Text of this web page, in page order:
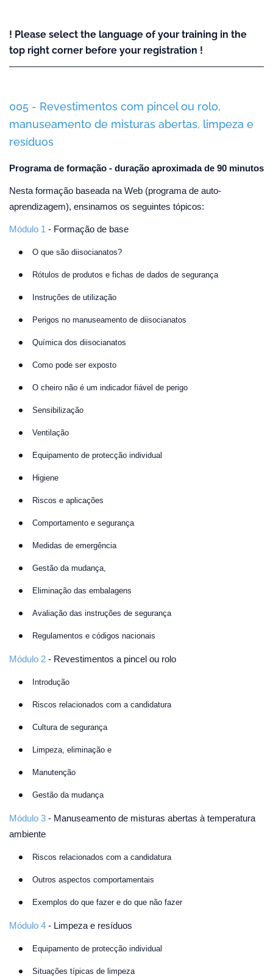
! Please select the language of your training in the
top right corner before your registration !
005 - Revestimentos com pincel ou rolo,
manuseamento de misturas abertas, limpeza e
resíduos
Programa de formação - duração aproximada de 90 minutos
Nesta formação baseada na Web (programa de auto-
aprendizagem), ensinamos os seguintes tópicos:
Módulo 1 - Formação de base
O que são diisocianatos?
Rótulos de produtos e fichas de dados de segurança
Instruções de utilização
Perigos no manuseamento de diisocianatos
Química dos diisocianatos
Como pode ser exposto
O cheiro não é um indicador fiável de perigo
Sensibilização
Ventilação
Equipamento de protecção individual
Higiene
Riscos e aplicações
Comportamento e segurança
Medidas de emergência
Gestão da mudança,
Eliminação das embalagens
Avaliação das instruções de segurança
Regulamentos e códigos nacionais
Módulo 2 - Revestimentos a pincel ou rolo
Introdução
Riscos relacionados com a candidatura
Cultura de segurança
Limpeza, eliminação e
Manutenção
Gestão da mudança
Módulo 3 - Manuseamento de misturas abertas à temperatura
ambiente
Riscos relacionados com a candidatura
Outros aspectos comportamentais
Exemplos do que fazer e do que não fazer
Módulo 4 - Limpeza e resíduos
Equipamento de protecção individual
Situações típicas de limpeza